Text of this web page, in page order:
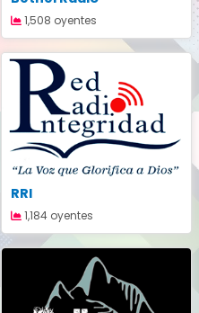
1,508 oyentes
RRI
1,184 oyentes